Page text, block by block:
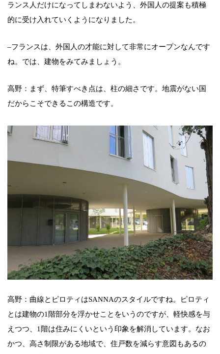
ランス人だけになってしまわないよう、外国人の提案も積極
的に受け入れていくようになりました。
–フランスは、外国人の才能に対して非常にオープンなんです
ね。では、建物をみてみましょう。
高野：まず、特筆すべき点は、柱の細さです。地震がない国
だからこそできるこの構造です。
高野：曲線とピロティはSANNAのスタイルですね。ピロティ
とは建物の1階部分を浮かせことをいうのですが、軽快感を与
えつつ、1階は住みにくいという印象を解消しています。なお
かつ、高さ制限がある地域で、住戸数を減らす意図もあるの